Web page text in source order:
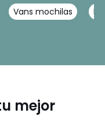
Vans mochilas
mejor